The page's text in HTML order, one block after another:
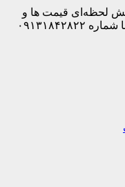
لحظه‌ای قیمت ها و
کمبود اجناس در بازار لطفا قبل از خرید با شماره ۰۹۱۳۱۸۴۲۸۲۲